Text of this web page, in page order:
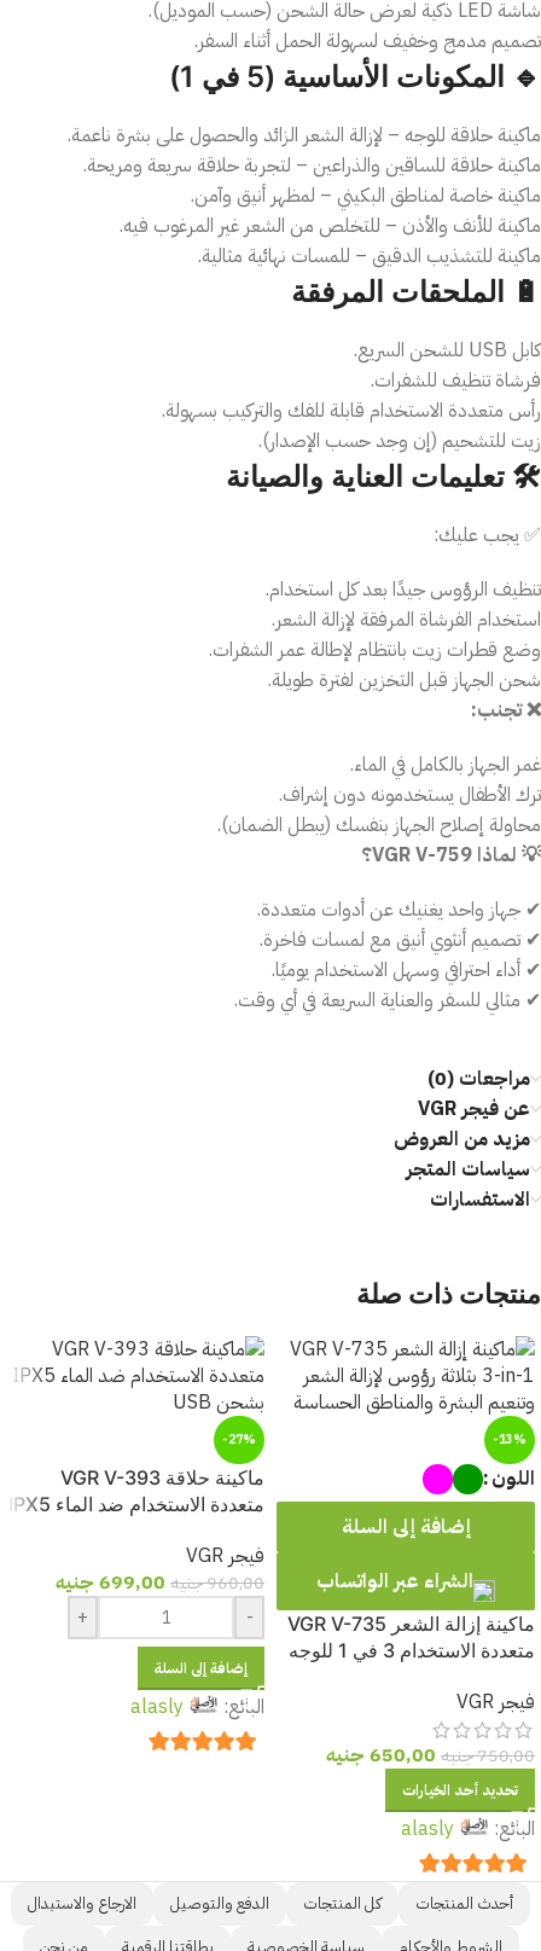
شاشة LED ذكية لعرض حالة الشحن (حسب الموديل).
تصميم مدمج وخفيف لسهولة الحمل أثناء السفر.
🔹 المكونات الأساسية (5 في 1)
ماكينة حلاقة للوجه – لإزالة الشعر الزائد والحصول على بشرة ناعمة.
ماكينة حلاقة للساقين والذراعين – لتجربة حلاقة سريعة ومريحة.
ماكينة خاصة لمناطق البكيني – لمظهر أنيق وآمن.
ماكينة للأنف والأذن – للتخلص من الشعر غير المرغوب فيه.
ماكينة للتشذيب الدقيق – للمسات نهائية مثالية.
🔋 الملحقات المرفقة
كابل USB للشحن السريع.
فرشاة تنظيف للشفرات.
رأس متعددة الاستخدام قابلة للفك والتركيب بسهولة.
زيت للتشحيم (إن وجد حسب الإصدار).
🛠️ تعليمات العناية والصيانة
✅ يجب عليك:
تنظيف الرؤوس جيدًا بعد كل استخدام.
استخدام الفرشاة المرفقة لإزالة الشعر.
وضع قطرات زيت بانتظام لإطالة عمر الشفرات.
شحن الجهاز قبل التخزين لفترة طويلة.
❌ تجنب:
غمر الجهاز بالكامل في الماء.
ترك الأطفال يستخدمونه دون إشراف.
محاولة إصلاح الجهاز بنفسك (يبطل الضمان).
💡 لماذا VGR V-759؟
✔ جهاز واحد يغنيك عن أدوات متعددة.
✔ تصميم أنثوي أنيق مع لمسات فاخرة.
✔ أداء احترافي وسهل الاستخدام يوميًا.
✔ مثالي للسفر والعناية السريعة في أي وقت.
مراجعات (0)
عن فيجر VGR
مزيد من العروض
سياسات المتجر
الاستفسارات
منتجات ذات صلة
-13%
اللون
إضافة إلى السلة
الشراء عبر الواتساب
ماكينة إزالة الشعر VGR V-735
متعددة الاستخدام 3 في 1 للوجه
فيجر VGR
750,00جنيه 650,00 جنيه
تحديد أحد الخيارات
البائع: alasly
-27%
ماكينة حلاقة VGR V-393
متعددة الاستخدام ضد الماء IPX5
في جي آر
فيجر VGR
960,00جنيه 699,00 جنيه
-
+
إضافة إلى السلة
البائع: alasly
أحدث المنتجات كل المنتجات الدفع والتوصيل
الارجاع والاستبدال